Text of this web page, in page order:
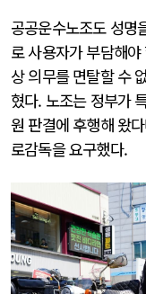
공공운수노조도 성명
로 사용자가 부담해
상 의무를 면탈할 수
혔다. 노조는 정부가
원 판결에 후행해 왔
로감독을 요구했다.